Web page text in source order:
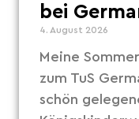
bei
4. August 2026
Meine
zum TuS
schön